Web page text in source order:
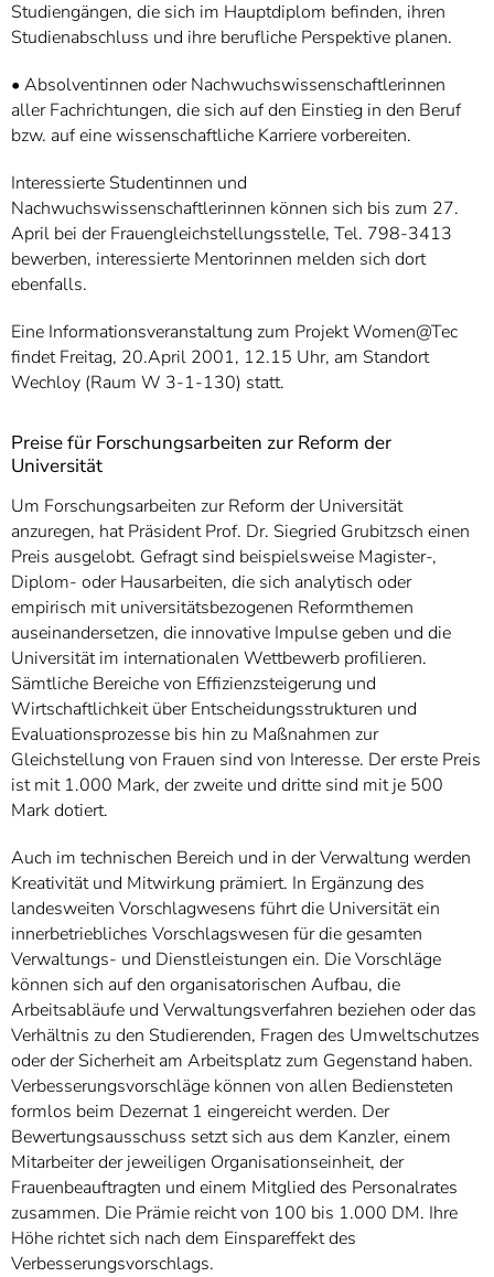
Studiengängen, die sich im Hauptdiplom befinden, ihren
Studienabschluss und ihre berufliche Perspektive planen.
• Absolventinnen oder Nachwuchswissenschaftlerinnen
aller Fachrichtungen, die sich auf den Einstieg in den Beruf
bzw. auf eine wissenschaftliche Karriere vorbereiten.
Interessierte Studentinnen und
Nachwuchswissenschaftlerinnen können sich bis zum 27.
April bei der Frauengleichstellungsstelle, Tel. 798-3413
bewerben, interessierte Mentorinnen melden sich dort
ebenfalls.
Eine Informationsveranstaltung zum Projekt Women@Tec
findet Freitag, 20.April 2001, 12.15 Uhr, am Standort
Wechloy (Raum W 3-1-130) statt.
Preise für Forschungsarbeiten zur Reform der
Universität
Um Forschungsarbeiten zur Reform der Universität
anzuregen, hat Präsident Prof. Dr. Siegried Grubitzsch einen
Preis ausgelobt. Gefragt sind beispielsweise Magister-,
Diplom- oder Hausarbeiten, die sich analytisch oder
empirisch mit universitätsbezogenen Reformthemen
auseinandersetzen, die innovative Impulse geben und die
Universität im internationalen Wettbewerb profilieren.
Sämtliche Bereiche von Effizienzsteigerung und
Wirtschaftlichkeit über Entscheidungsstrukturen und
Evaluationsprozesse bis hin zu Maßnahmen zur
Gleichstellung von Frauen sind von Interesse. Der erste Preis
ist mit 1.000 Mark, der zweite und dritte sind mit je 500
Mark dotiert.
Auch im technischen Bereich und in der Verwaltung werden
Kreativität und Mitwirkung prämiert. In Ergänzung des
landesweiten Vorschlagwesens führt die Universität ein
innerbetriebliches Vorschlagswesen für die gesamten
Verwaltungs- und Dienstleistungen ein. Die Vorschläge
können sich auf den organisatorischen Aufbau, die
Arbeitsabläufe und Verwaltungsverfahren beziehen oder das
Verhältnis zu den Studierenden, Fragen des Umweltschutzes
oder der Sicherheit am Arbeitsplatz zum Gegenstand haben.
Verbesserungsvorschläge können von allen Bediensteten
formlos beim Dezernat 1 eingereicht werden. Der
Bewertungsausschuss setzt sich aus dem Kanzler, einem
Mitarbeiter der jeweiligen Organisationseinheit, der
Frauenbeauftragten und einem Mitglied des Personalrates
zusammen. Die Prämie reicht von 100 bis 1.000 DM. Ihre
Höhe richtet sich nach dem Einspareffekt des
Verbesserungsvorschlags.